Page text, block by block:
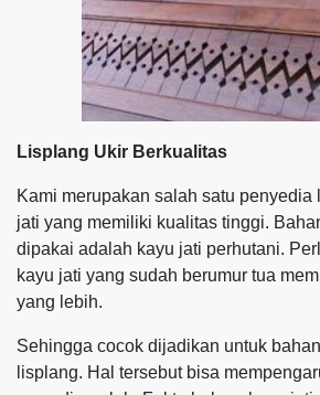
Lisplang Ukir Berkualitas
Kami merupakan salah satu penyedia
jati yang memiliki kualitas tinggi.
dipakai adalah kayu jati perhutani.
kayu jati yang sudah berumur tua
yang lebih.
Sehingga cocok dijadikan untuk
lisplang. Hal tersebut bisa